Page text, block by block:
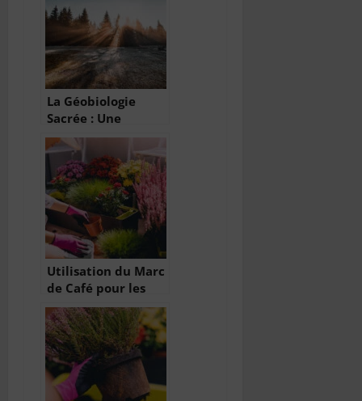
La Géobiologie
Sacrée : Une
Science Ancestrale
de l’Énergie et des
Lieux
Utilisation du Marc
de Café pour les
Plantes : Un Engrais
Naturel et
Écologique